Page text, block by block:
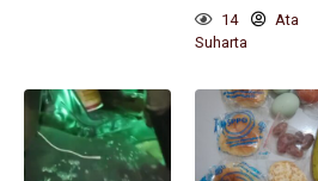
14
Ata
Suharta